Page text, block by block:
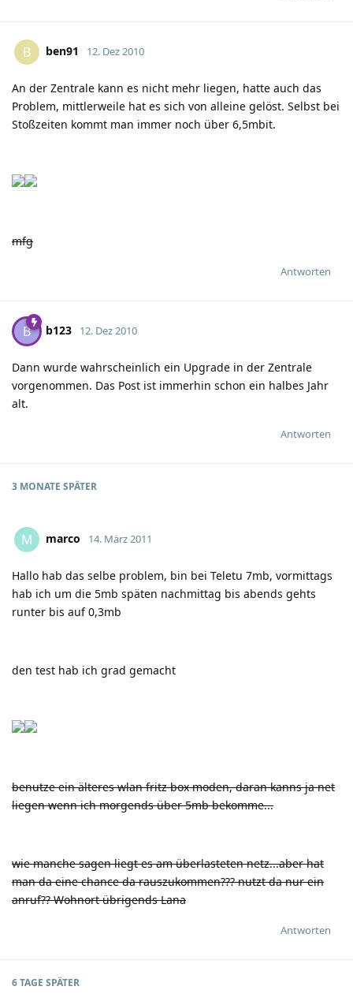
B ben91 12. Dez 2010
An der Zentrale kann es nicht mehr liegen, hatte auch das
Problem, mittlerweile hat es sich von alleine gelöst. Selbst bei
Stoßzeiten kommt man immer noch über 6,5mbit.
mfg
Antworten
B b123 12. Dez 2010
Dann wurde wahrscheinlich ein Upgrade in der Zentrale
vorgenommen. Das Post ist immerhin schon ein halbes Jahr
alt.
Antworten
3 MONATE SPÄTER
M marco 14. März 2011
Hallo hab das selbe problem, bin bei Teletu 7mb, vormittags
hab ich um die 5mb späten nachmittag bis abends gehts
runter bis auf 0,3mb
den test hab ich grad gemacht
benutze ein älteres wlan fritz box moden, daran kanns ja net
liegen wenn ich morgends über 5mb bekomme...
wie manche sagen liegt es am überlasteten netz...aber hat
man da eine chance da rauszukommen??? nutzt da nur ein
anruf?? Wohnort übrigends Lana
Antworten
6 TAGE SPÄTER